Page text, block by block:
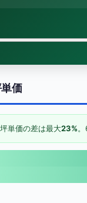
価
単価の差は最大23%